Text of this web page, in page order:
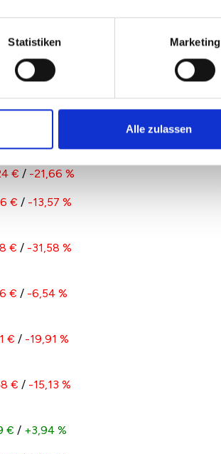
Statistiken Marketing
Alle zulassen
die
es auch zu
zum
€ / -21,66 %
€ / -13,57 %
€ / -31,58 %
€ / -6,54 %
€ / -19,91 %
€ / -15,13 %
€ / +3,94 %